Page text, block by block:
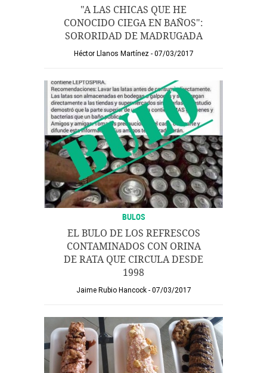
"A LAS CHICAS QUE HE
CONOCIDO CIEGA EN BAÑOS":
SORORIDAD DE MADRUGADA
Héctor Llanos Martínez 07/03/2017
BULOS
EL BULO DE LOS REFRESCOS
CONTAMINADOS CON ORINA
DE RATA QUE CIRCULA DESDE
1998
Jaime Rubio Hancock 07/03/2017